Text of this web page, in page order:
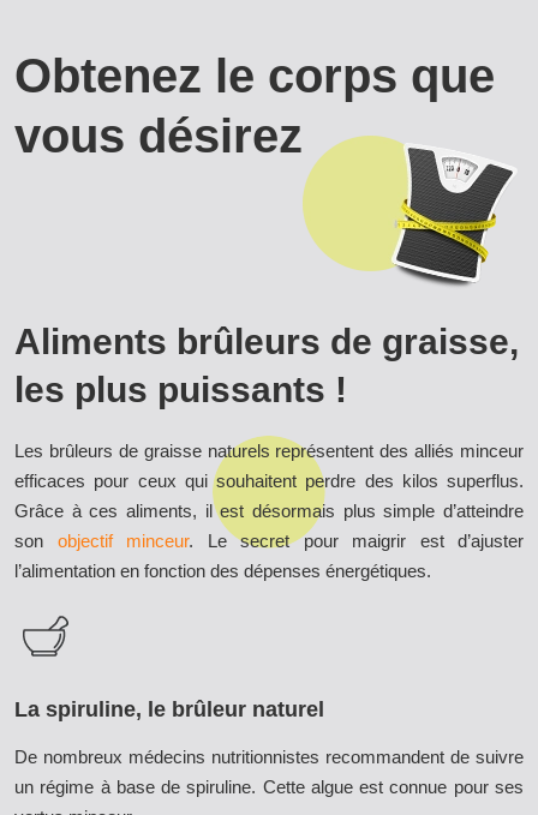
Obtenez le corps que
vous désirez
Aliments brûleurs de graisse,
les plus puissants !
Les brûleurs de graisse naturels représentent des alliés minceur
efficaces pour ceux qui souhaitent perdre des kilos superflus.
Grâce à ces aliments, il est désormais plus simple d’atteindre
son objectif minceur. Le secret pour maigrir est d’ajuster
l’alimentation en fonction des dépenses énergétiques.
La spiruline, le brûleur naturel
De nombreux médecins nutritionnistes recommandent de suivre
un régime à base de spiruline. Cette algue est connue pour ses